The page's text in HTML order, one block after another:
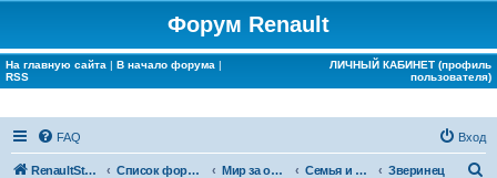
Форум Renault
На главную сайта | В начало форума |
RSS
ЛИЧНЫЙ КАБИНЕТ (профиль
пользователя)
FAQ Вход
RenaultStory Список форумов Мир за окном Renault Семья и дом Зверинец